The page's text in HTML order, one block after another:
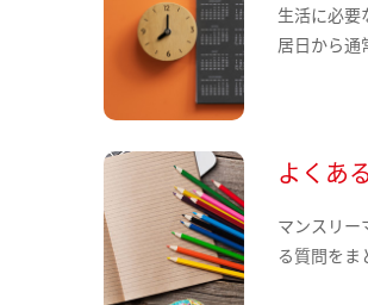
生活に必要
居日から通
よくあ
マンスリー
る質問をま